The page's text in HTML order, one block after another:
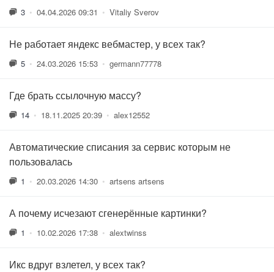
3 • 04.04.2026 09:31 • Vitaliy Sverov
Не работает яндекс вебмастер, у всех так?
5 • 24.03.2026 15:53 • germann77778
Где брать ссылочную массу?
14 • 18.11.2025 20:39 • alex12552
Автоматические списания за сервис которым не
пользовалась
1 • 20.03.2026 14:30 • artsens artsens
А почему исчезают сгенерённые картинки?
1 • 10.02.2026 17:38 • alextwinss
Икс вдруг взлетел, у всех так?